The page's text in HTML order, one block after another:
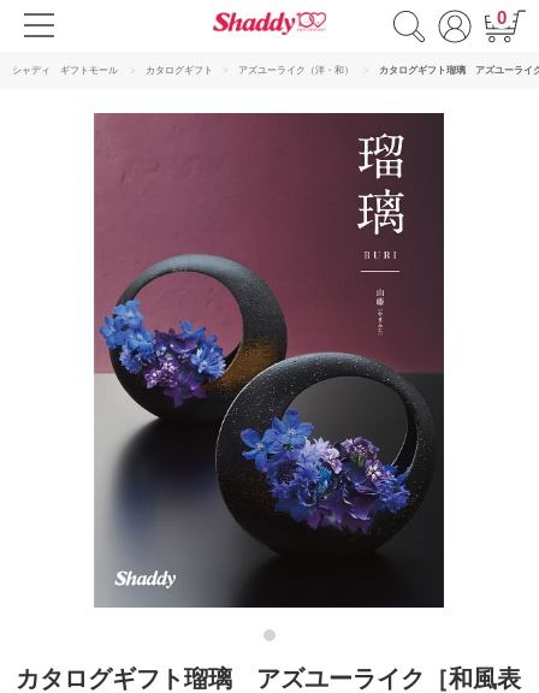
0
シャディ ギフトモール カタログギフト アズユーライク（洋・和） カタログギフト瑠璃 アズユーラ
カタログギフト瑠璃 アズユーライク［和風表